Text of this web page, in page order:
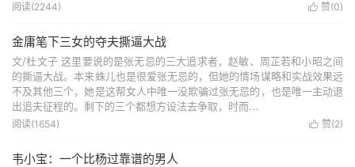
 赞(0)
阅读(2244)
金庸笔下三女的夺夫撕逼大战
文/杜文子 这里要说的是张无忌的三大追求者，赵敏、周芷若和小昭之间
的撕逼大战。本来蛛儿也是很爱张无忌的，但她的情场谋略和实战效果远
不及其他三个，她是这帮女人中唯一没欺骗过张无忌的，也是唯一主动退
出追夫征程的。剩下的三个都想方设法去争取，时而...
 赞(2)
阅读(1654)
韦小宝：一个比杨过靠谱的男人